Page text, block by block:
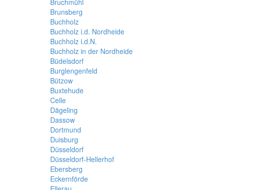
Bruchmühl
Brunsberg
Buchholz
Buchholz i.d. Nordheide
Buchholz i.d.N.
Buchholz in der Nordheide
Büdelsdorf
Burglengenfeld
Bützow
Buxtehude
Celle
Dägeling
Dassow
Dortmund
Duisburg
Düsseldorf
Düsseldorf-Hellerhof
Ebersberg
Eckernförde